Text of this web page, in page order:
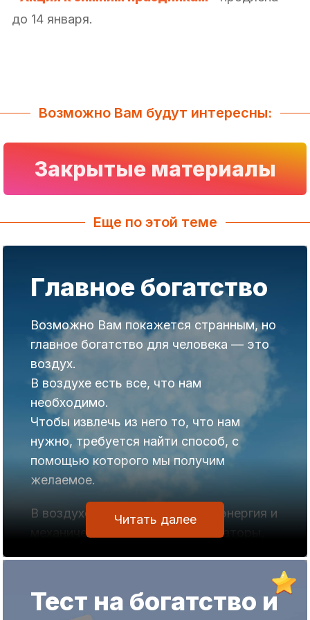
до 14 января.
Возможно Вам будут интересны:
Закрытые материалы
Еще по этой теме
Главное богатство
Возможно Вам покажется странным, но
главное богатство для человека — это
воздух.
В воздухе есть все, что нам
необходимо.
Чтобы извлечь из него то, что нам
нужно, требуется найти способ, с
помощью которого мы получим
желаемое.
В воздухе есть электрическая энергия и
механическая сила (ветрогенераторы,
Даже в пустыне воздух содержит воду,
которую люди научились извлекать
Читать далее
Тест на богатство и